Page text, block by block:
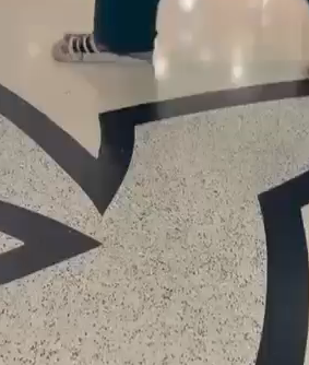
filmado a passear uma cabra
captando a atenção dos clientes
nas redes sociais, estão a